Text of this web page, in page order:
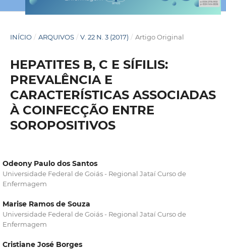
INÍCIO / ARQUIVOS / V. 22 N. 3 (2017) / Artigo Original
HEPATITES B, C E SÍFILIS:
PREVALÊNCIA E
CARACTERÍSTICAS ASSOCIADAS
À COINFECÇÃO ENTRE
SOROPOSITIVOS
Odeony Paulo dos Santos
Universidade Federal de Goiás - Regional Jataí Curso de
Enfermagem
Marise Ramos de Souza
Universidade Federal de Goiás - Regional Jataí Curso de
Enfermagem
Cristiane José Borges